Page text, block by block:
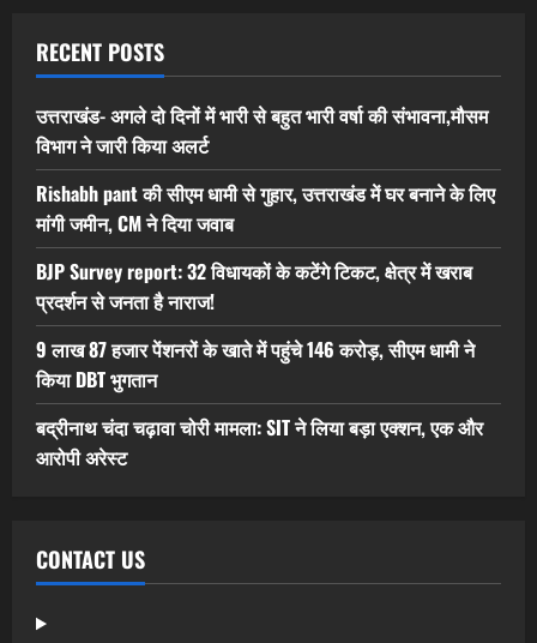
RECENT POSTS
उत्तराखंड- अगले दो दिनों में भारी से बहुत भारी वर्षा की संभावना,मौसम
विभाग ने जारी किया अलर्ट
Rishabh pant की सीएम धामी से गुहार, उत्तराखंड में घर बनाने के लिए
मांगी जमीन, CM ने दिया जवाब
BJP Survey report: 32 विधायकों के कटेंगे टिकट, क्षेत्र में खराब
प्रदर्शन से जनता है नाराज!
9 लाख 87 हजार पेंशनरों के खाते में पहुंचे 146 करोड़, सीएम धामी ने
किया DBT भुगतान
बद्रीनाथ चंदा चढ़ावा चोरी मामला: SIT ने लिया बड़ा एक्शन, एक और
आरोपी अरेस्ट
CONTACT US